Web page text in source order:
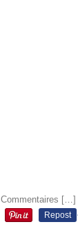
Commentaires […]
Repost